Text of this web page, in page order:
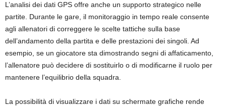
L’analisi dei dati GPS offre anche un supporto strategico nelle
partite. Durante le gare, il monitoraggio in tempo reale consente
agli allenatori di correggere le scelte tattiche sulla base
dell’andamento della partita e delle prestazioni dei singoli. Ad
esempio, se un giocatore sta dimostrando segni di affaticamento,
l’allenatore può decidere di sostituirlo o di modificarne il ruolo per
mantenere l’equilibrio della squadra.
La possibilità di visualizzare i dati su schermate grafiche rende